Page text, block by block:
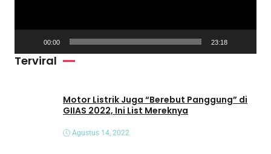
d
00:00 23:18
Terviral
Motor Listrik Juga “Berebut Panggung” di
GIIAS 2022, Ini List Mereknya
Agustus 14, 2022